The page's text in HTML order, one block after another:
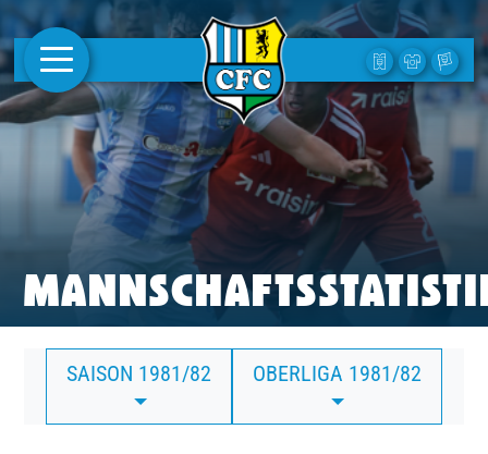
AKTUELLES
1. MANNSCHAFT
FRAUEN
CAMPUS
CLUB
CLUBMITGLIEDSCHAFT
BUSINESS
SAISON 1981/82 OBERLIGA 1981/82